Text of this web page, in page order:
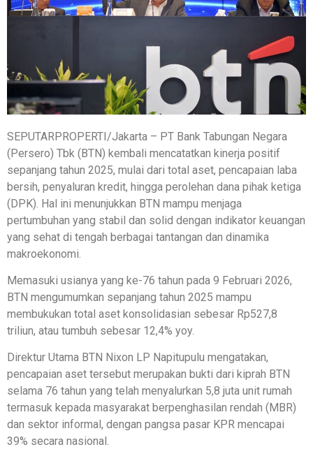
SEPUTARPROPERTI/Jakarta – PT Bank Tabungan Negara
(Persero) Tbk (BTN) kembali mencatatkan kinerja positif
sepanjang tahun 2025, mulai dari total aset, pencapaian laba
bersih, penyaluran kredit, hingga perolehan dana pihak ketiga
(DPK). Hal ini menunjukkan BTN mampu menjaga
pertumbuhan yang stabil dan solid dengan indikator keuangan
yang sehat di tengah berbagai tantangan dan dinamika
makroekonomi.
Memasuki usianya yang ke-76 tahun pada 9 Februari 2026,
BTN mengumumkan sepanjang tahun 2025 mampu
membukukan total aset konsolidasian sebesar Rp527,8
triliun, atau tumbuh sebesar 12,4% yoy.
Direktur Utama BTN Nixon LP Napitupulu mengatakan,
pencapaian aset tersebut merupakan bukti dari kiprah BTN
selama 76 tahun yang telah menyalurkan 5,8 juta unit rumah
termasuk kepada masyarakat berpenghasilan rendah (MBR)
dan sektor informal, dengan pangsa pasar KPR mencapai
39% secara nasional.